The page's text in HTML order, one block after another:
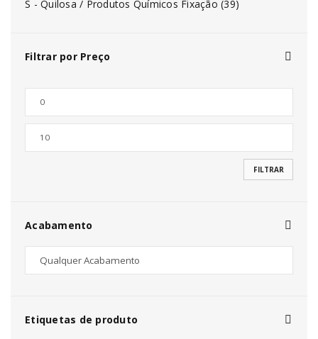
S - Quilosa / Produtos Químicos Fixação (39)
Filtrar por Preço
FILTRAR
Acabamento
Etiquetas de produto